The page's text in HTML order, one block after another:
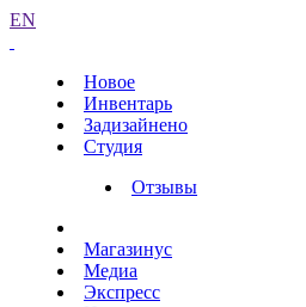
EN
Новое
Инвентарь
Задизайнено
Студия
Отзывы
Магазинус
Медиа
Экспресс